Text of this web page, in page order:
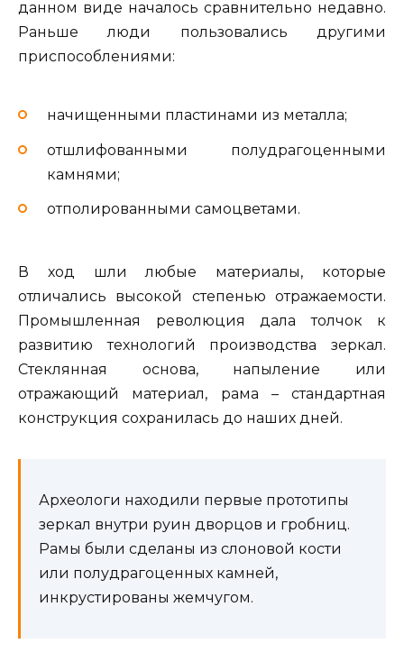
данном виде началось сравнительно недавно.
Раньше люди пользовались другими
приспособлениями:
начищенными пластинами из металла;
отшлифованными полудрагоценными
камнями;
отполированными самоцветами.
В ход шли любые материалы, которые
отличались высокой степенью отражаемости.
Промышленная революция дала толчок к
развитию технологий производства зеркал.
Стеклянная основа, напыление или
отражающий материал, рама – стандартная
конструкция сохранилась до наших дней.
Археологи находили первые прототипы
зеркал внутри руин дворцов и гробниц.
Рамы были сделаны из слоновой кости
или полудрагоценных камней,
инкрустированы жемчугом.